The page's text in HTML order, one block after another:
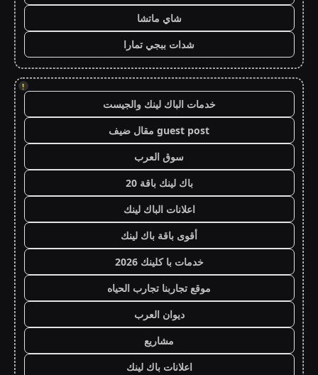
شاي ماتشا
شدات ببجي تمارا
!
خدمات الباك لينك والجيست
guest post مقال ضيف
سوق العرب
باك لينك باقة 20
اعلانات الباك لينك
أقوى باقة باك لينك
خدمات با كلينك 2026
موقع تجاربنا تجارب الحياه
ديوان العرب
مشاريع
اعلانات باك لينك